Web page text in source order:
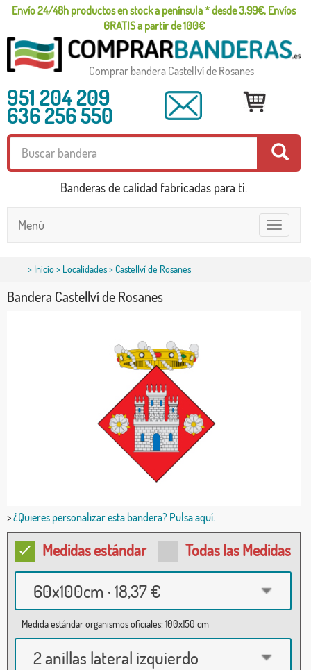
Envío 24/48h productos en stock a península * desde 3,99€, Envíos
GRATIS a partir de 100€
Comprar bandera Castellví de Rosanes
951 204 209
636 256 550
Banderas de calidad fabricadas para ti.
Toggle
navigation
Menú
> Inicio> Localidades> Castellví de Rosanes
Bandera Castellví de Rosanes
>¿Quieres personalizar esta bandera? Pulsa aquí.
Medidas estándar Todas las Medidas
60x100cm · 18,37 €
Medida estándar organismos oficiales: 100x150 cm
2 anillas lateral izquierdo